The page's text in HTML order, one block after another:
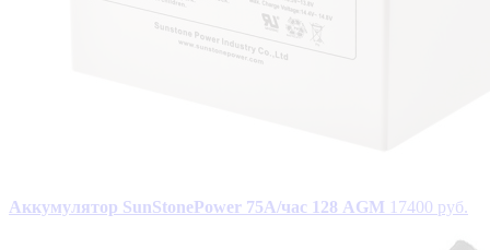
Аккумулятор SunStonePower 75A/час 128 AGM 17400 руб.